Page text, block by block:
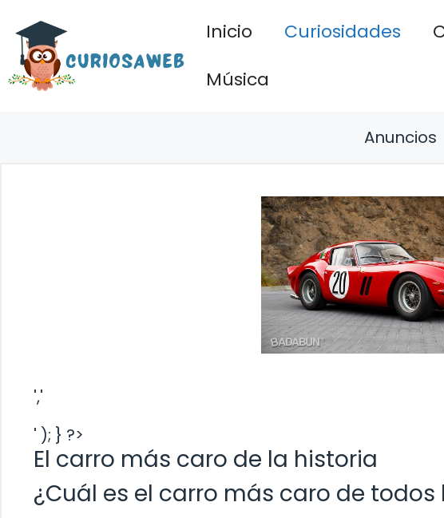
contenido
Inicio Curiosidades
Música
Anuncios
','
' ); } ?>
El carro más caro de la historia
¿Cuál es el carro más caro de